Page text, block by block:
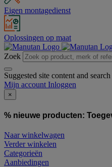
Eigen montagedienst
Oplossingen op maat
Zoek
Suggested site content and
Mijn account Inloggen
×
% nieuwe producten:
Naar winkelwagen
Verder winkelen
Categorieën
Aanbiedingen